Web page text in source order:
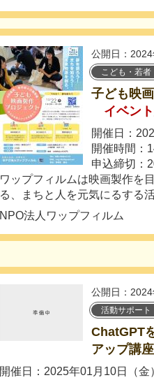
公開日：
こども・若者
子ども映
イベン
開催日：
開催時間：
申込締切：
ワップフィルムは映画製作を
る、まちと人を元気にるする
NPO法人ワップフィルム
公開日：
活動サポート
ChatGPT
アップ講
開催日：2025年01月10日（金